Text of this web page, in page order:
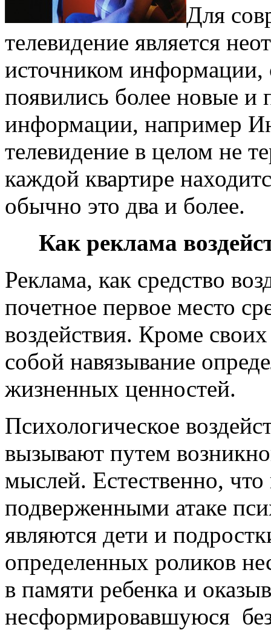
Для
телевидение является
источником информации,
появились более новые
информации, например
телевидение в целом не
каждой квартире
обычно это два и более.
Как реклама
Реклама, как средство
почетное первое место
воздействия. Кроме
собой навязывание
жизненных ценностей.
Психологическое
вызывают путем
мыслей. Естественно,
подверженными атаке
являются дети и
определенных роликов
в памяти ребенка и
несформировавшуюся